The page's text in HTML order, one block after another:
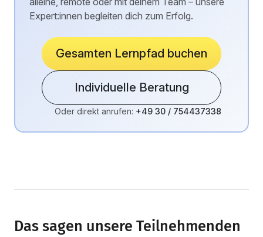
Expert:innen begleiten dich zum Erfolg.
Gesamten Lernpfad buchen
Individuelle Beratung
Oder direkt anrufen: +49 30 / 754437338
Das sagen unsere Teilnehmenden